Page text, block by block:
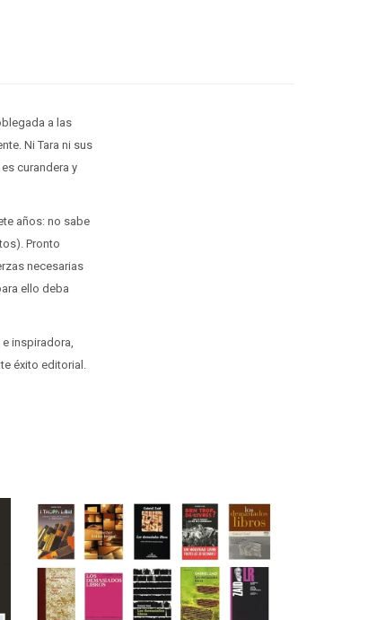
a las
Ni Tara ni sus
curandera y
años: no sabe
Pronto
necesarias
ello deba
inspiradora,
éxito editorial.